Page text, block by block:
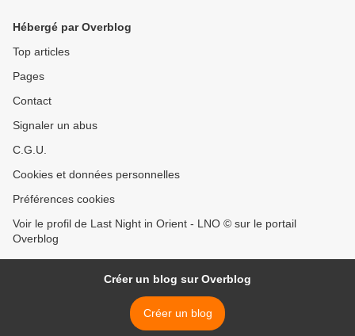
Hébergé par Overblog
Top articles
Pages
Contact
Signaler un abus
C.G.U.
Cookies et données personnelles
Préférences cookies
Voir le profil de Last Night in Orient - LNO © sur le portail
Overblog
Créer un blog sur Overblog
Créer un blog